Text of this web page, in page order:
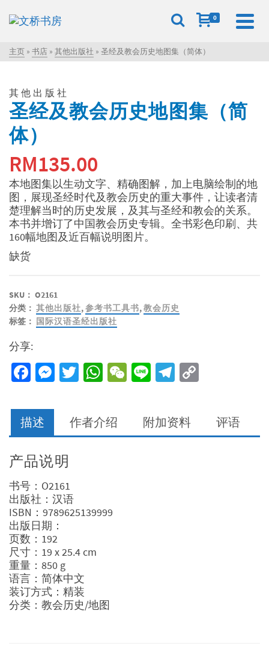
0
主页 » 书店 » 其他出版社 » 圣经及教会历史地图集（简体）
其他出版社
圣经及教会历史地图集（简
体）
RM135.00
本地图集以生动文字、精确图解，加上电脑绘制的地
图，展现圣经时代及教会历史的重大事件，让读者清
楚理解当时的历史发展，及其与圣经和教会的关系。
本书并增订了中国教会历史专辑。全书彩色印刷、共
160幅地图及近百幅说明图片。
缺货
SKU： O2161
分类： 其他出版社,参考书工具书,教会历史
标签： 国际汉语圣经出版社
分享:
Facebook
Messenger
Twitter
WhatsApp
WeChat
LineTelegram
描述 作者介绍 附加资料 评语
产品说明
书号：O2161
出版社：汉语
ISBN：9789625139999
出版日期：
页数：192
尺寸：19 x 25.4 cm
重量：850 g
语言：简体中文
装订方式：精装
分类：教会历史/地图